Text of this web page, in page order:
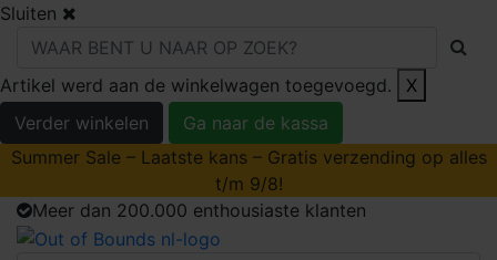
Sluiten
Artikel werd aan de winkelwagen toegevoegd.
X
Verder winkelen
Ga naar de kassa
Summer Sale – Laatste kans – Gratis verzending op alles
t/m 9/8!
Meer dan 200.000 enthousiaste klanten